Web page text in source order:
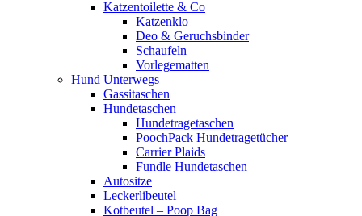
Katzentoilette & Co
Katzenklo
Deo & Geruchsbinder
Schaufeln
Vorlegematten
Hund Unterwegs
Gassitaschen
Hundetaschen
Hundetragetaschen
PoochPack Hundetragetücher
Carrier Plaids
Fundle Hundetaschen
Autositze
Leckerlibeutel
Kotbeutel – Poop Bag